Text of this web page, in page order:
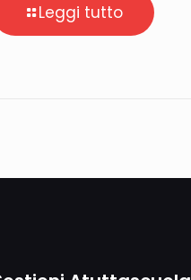
Leggi tutto